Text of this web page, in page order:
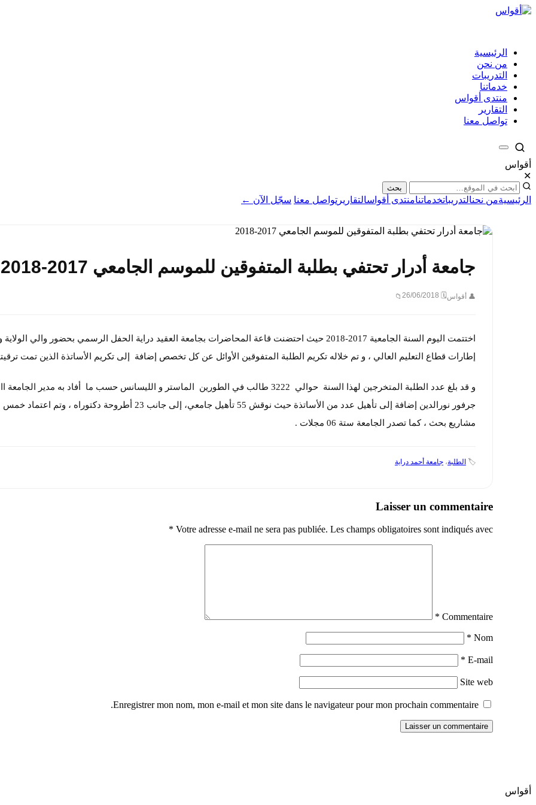
الرئيسية
من نحن
التدريبات
خدماتنا
منتدى أقواس
التقارير
تواصل معنا
أقواس
✕
بحث
الرئيسيةمن نحنالتدريباتخدماتنامنتدى أقواسالتقارير تواصل معنا سجّل الآن ←
جامعة أدرار تحتفي بطلبة المتفوقين للموسم الجامعي 2017-2018
👤 أقواس🗓 26/06/2018
📁
اختتمت اليوم السنة الجامعية 2017-2018 حيث احتضنت قاعة المحاضرات بجامعة العقيد دراية الحفل الرسمي بحضور والي الولاية
إطارات قطاع التعليم العالي ، و تم خلاله تكريم الطلبة المتفوقين الأوائل عن كل تخصص إضافة إلى تكريم الأساتذة الذين تمت
و قد بلغ عدد الطلبة المتخرجين لهذا السنة حوالي 3222 طالب في الطورين الماستر و الليسانس حسب ما أفاد به مدير
جرفور نورالدين إضافة إلى تأهيل عدد من الأساتذة حيث نوقش 55 تأهيل جامعي، إلى جانب 23 أطروحة دكتوراه ، وتم اعتماد خمس
مشاريع بحث ، كما تصدر الجامعة ستة 06 مجلات .
🏷️ الطلبة، جامعة أحمد دراية
Laisser un commentaire
Votre adresse e-mail ne sera pas publiée. Les champs obligatoires sont indiqués avec
*
Commentaire
*
Nom
*
E-mail
*
Site web
Enregistrer mon nom, mon e-mail et mon site dans le navigateur pour mon prochain commentaire.
أقواس